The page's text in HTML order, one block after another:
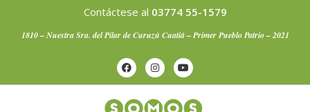
Contáctese al 03774 55-1579
1810 – Nuestra Sra. del Pilar de Curuzú Cuatiá – Primer Pueblo Patrio – 2021